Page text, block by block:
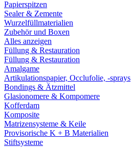
Papierspitzen
Sealer & Zemente
Wurzelfüllmaterialien
Zubehör und Boxen
Alles anzeigen
Füllung & Restauration
Füllung & Restauration
Amalgame
Artikulationspapier, Occlufolie, -sprays
Bondings & Ätzmittel
Glasionomere & Kompomere
Kofferdam
Komposite
Matrizensysteme & Keile
Provisorische K + B Materialien
Stiftsysteme